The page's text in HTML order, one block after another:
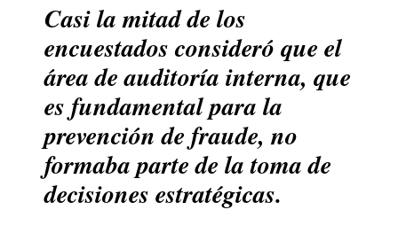
Casi la mitad de los
encuestados consideró que el
área de auditoría interna, que
es fundamental para la
prevención de fraude, no
formaba parte de la toma de
decisiones estratégicas.